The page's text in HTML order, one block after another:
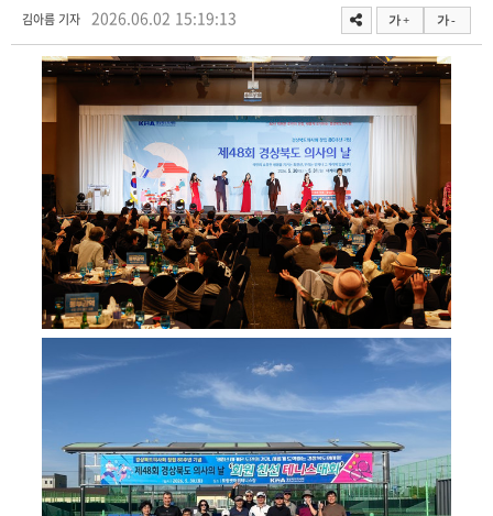
김아름 기자 2026.06.02 15:19:13 가 + 가 -